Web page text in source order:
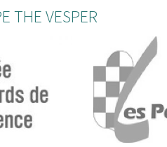
THE VESPER